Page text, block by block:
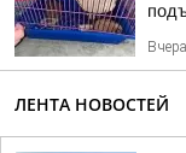
ЛЕНТА НОВОСТЕЙ